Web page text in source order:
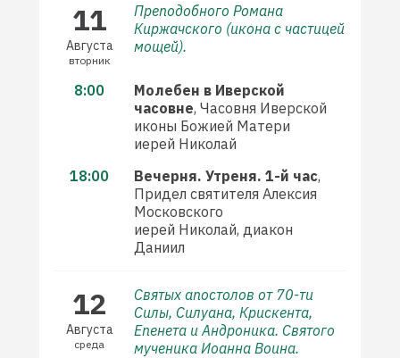
11
Августа
вторник
Преподобного Романа
Киржачского (икона с частицей
мощей).
8:00
Молебен в Иверской
часовне, Часовня Иверской
иконы Божией Матери
иерей Николай
18:00
Вечерня. Утреня. 1-й час,
Придел святителя Алексия
Московского
иерей Николай, диакон
Даниил
12
Августа
среда
Святых апостолов от 70-ти
Силы, Силуана, Крискента,
Епенета и Андроника. Святого
мученика Иоанна Воина.